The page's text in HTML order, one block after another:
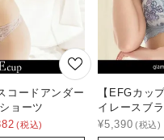
コードアンダー
ョーツ
【EFGカッ
イレースブ
¥5,390